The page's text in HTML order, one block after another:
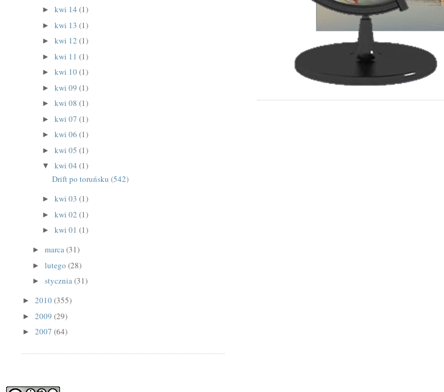
► kwi 14 (1)
► kwi 13 (1)
► kwi 12 (1)
► kwi 11 (1)
► kwi 10(1)
► kwi 09 (1)
► kwi 08 (1)
► kwi 07 (1)
► kwi 06 (1)
► kwi 05 (1)
▼ kwi 04 (1)
Drift po toruńsku (542)
► kwi 03 (1)
► kwi 02 (1)
► kwi 01 (1)
►marca(31)
►lutego(28)
►stycznia(31)
►2010(355)
►2009(29)
►2007(64)